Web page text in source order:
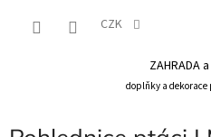
CZK
ZAHRADA
doplňky a dekorace